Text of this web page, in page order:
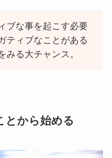
ブな事を起こす必要
ティブなことがある
みる大チャンス。
とから始める